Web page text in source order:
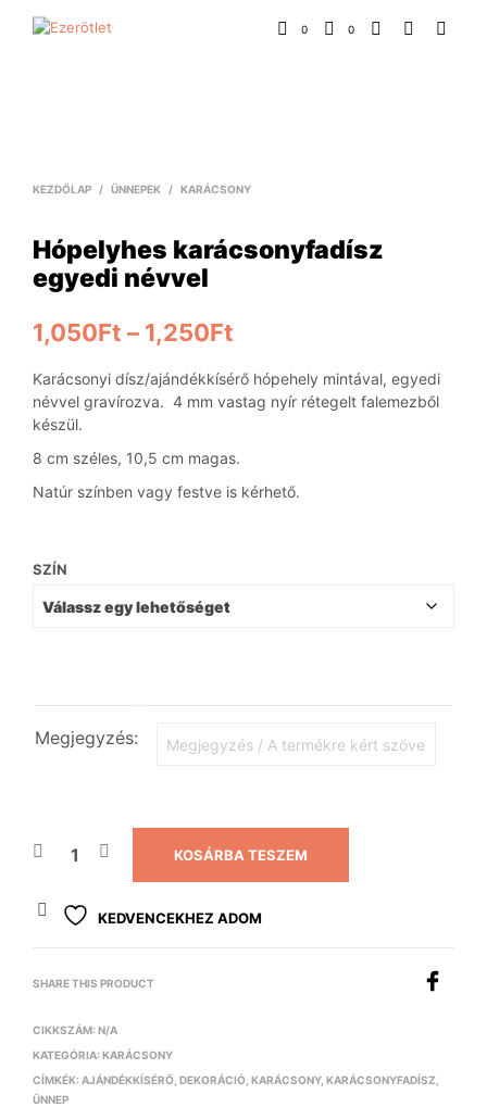
0 0
KEZDŐLAP / ÜNNEPEK / KARÁCSONY
Hópelyhes karácsonyfadísz
egyedi névvel
1,050Ft – 1,250Ft
Karácsonyi dísz/ajándékkísérő hópehely mintával, egyedi
névvel gravírozva. 4 mm vastag nyír rétegelt falemezből
készül.
8 cm széles, 10,5 cm magas.
Natúr színben vagy festve is kérhető.
SZÍN
Megjegyzés:
KOSÁRBA TESZEM
KEDVENCEKHEZ ADOM
SHARE THIS PRODUCT
CIKKSZÁM: N/A
KATEGÓRIA: KARÁCSONY
CÍMKÉK: AJÁNDÉKKÍSÉRŐ DEKORÁCIÓ KARÁCSONY, KARÁCSONYFADÍSZ
ÜNNEP